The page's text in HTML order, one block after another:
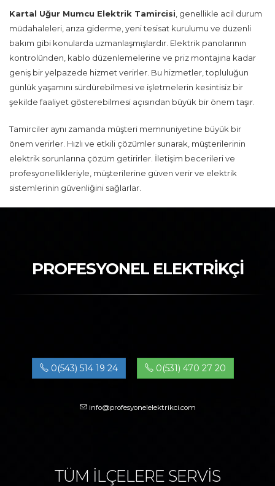
Kartal Uğur Mumcu Elektrik Tamircisi , genellikle acil durum
müdahaleleri, arıza giderme, yeni tesisat kurulumu ve düzenli
bakım gibi konularda uzmanlaşmışlardır. Elektrik panolarının
kontrolünden, kablo düzenlemelerine ve priz montajına kadar
geniş bir yelpazede hizmet verirler. Bu hizmetler, topluluğun
günlük yaşamını sürdürebilmesi ve işletmelerin kesintisiz bir
şekilde faaliyet gösterebilmesi açısından büyük bir önem taşır.
Tamirciler aynı zamanda müşteri memnuniyetine büyük bir
önem verirler. Hızlı ve etkili çözümler sunarak, müşterilerinin
elektrik sorunlarına çözüm getirirler. İletişim becerileri ve
profesyonellikleriyle, müşterilerine güven verir ve elektrik
sistemlerinin güvenliğini sağlarlar.
PROFESYONEL ELEKTRİKÇİ
0(543) 514 19 24 0(531) 470 27 20
info@profesyonelelektrikci.com
TÜM İLÇELERE SERVİS